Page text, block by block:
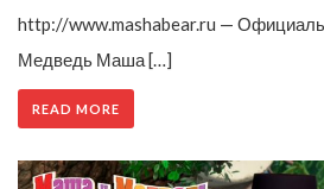
http://www.mashabear.ru —
Медведь Маша […]
READ MORE